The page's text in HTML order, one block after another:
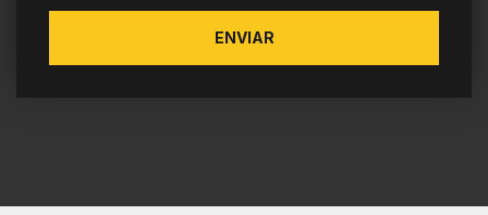
ENVIAR